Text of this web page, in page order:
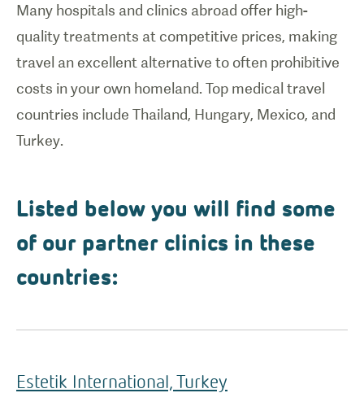
Many hospitals and clinics abroad offer high-
quality treatments at competitive prices, making
travel an excellent alternative to often prohibitive
costs in your own homeland. Top medical travel
countries include Thailand, Hungary, Mexico, and
Turkey.
Listed below you will find some
of our partner clinics in these
countries:
Estetik International, Turkey